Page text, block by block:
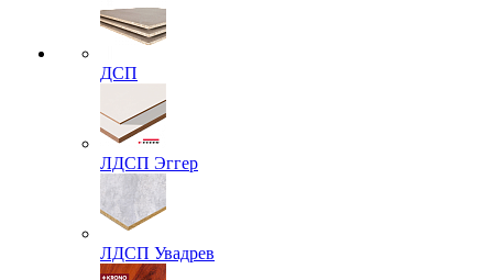
ДСП
ЛДСП Эггер
ЛДСП Увадрев